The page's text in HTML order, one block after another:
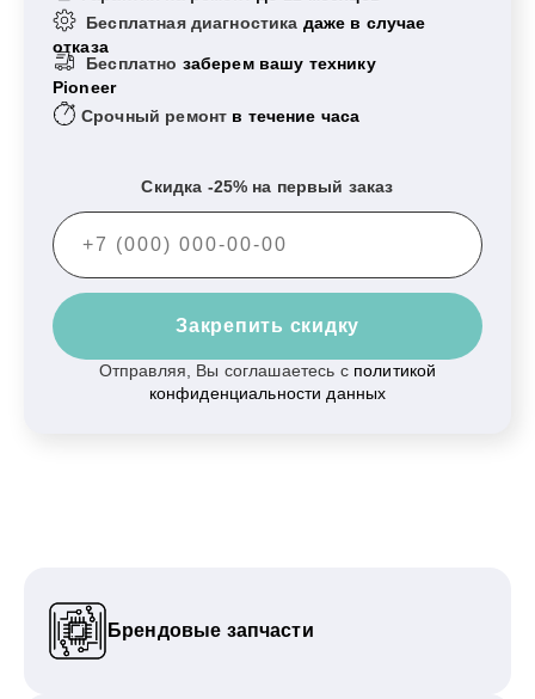
Бесплатная диагностика даже в случае
отказа
Бесплатно заберем вашу технику
Pioneer
Срочный ремонт в течение часа
Скидка -25% на первый заказ
Закрепить скидку
Отправляя, Вы соглашаетесь с политикой
конфиденциальности данных
Брендовые запчасти